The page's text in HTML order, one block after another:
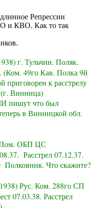
Репрессии
и КВО. Как то так
г. Тульчин. Поляк.
49го Кав. Полка 9й
к расстрелу
(г. Винница)
пишут что был
в Винницкой обл.
Пом. ОБП ЦС
Расстрел 07.12.37.
Что скажите?
Рус. Ком. 288го СП
07.03.38. Расстрел